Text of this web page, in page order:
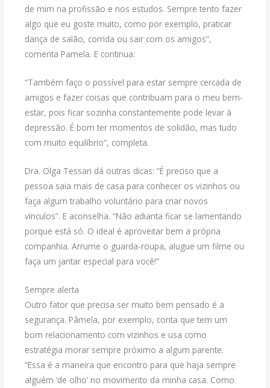
de mim na profissão e nos estudos. Sempre tento fazer
algo que eu goste muito, como por exemplo, praticar
dança de salão, corrida ou sair com os amigos”,
comenta Pamela. E continua:
“Também faço o possível para estar sempre cercada de
amigos e fazer coisas que contribuam para o meu bem-
estar, pois ficar sozinha constantemente pode levar à
depressão. É bom ter momentos de solidão, mas tudo
com muito equilíbrio”, completa.
Dra. Olga Tessari dá outras dicas: “É preciso que a
pessoa saia mais de casa para conhecer os vizinhos ou
faça algum trabalho voluntário para criar novos
vínculos”. E aconselha. “Não adianta ficar se lamentando
porque está só. O ideal é aproveitar bem a própria
companhia. Arrume o guarda-roupa, alugue um filme ou
faça um jantar especial para você!”
Sempre alerta
Outro fator que precisa ser muito bem pensado é a
segurança. Pâmela, por exemplo, conta que tem um
bom relacionamento com vizinhos e usa como
estratégia morar sempre próximo a algum parente.
“Essa é a maneira que encontro para que haja sempre
alguém ‘de olho’ no movimento da minha casa. Como